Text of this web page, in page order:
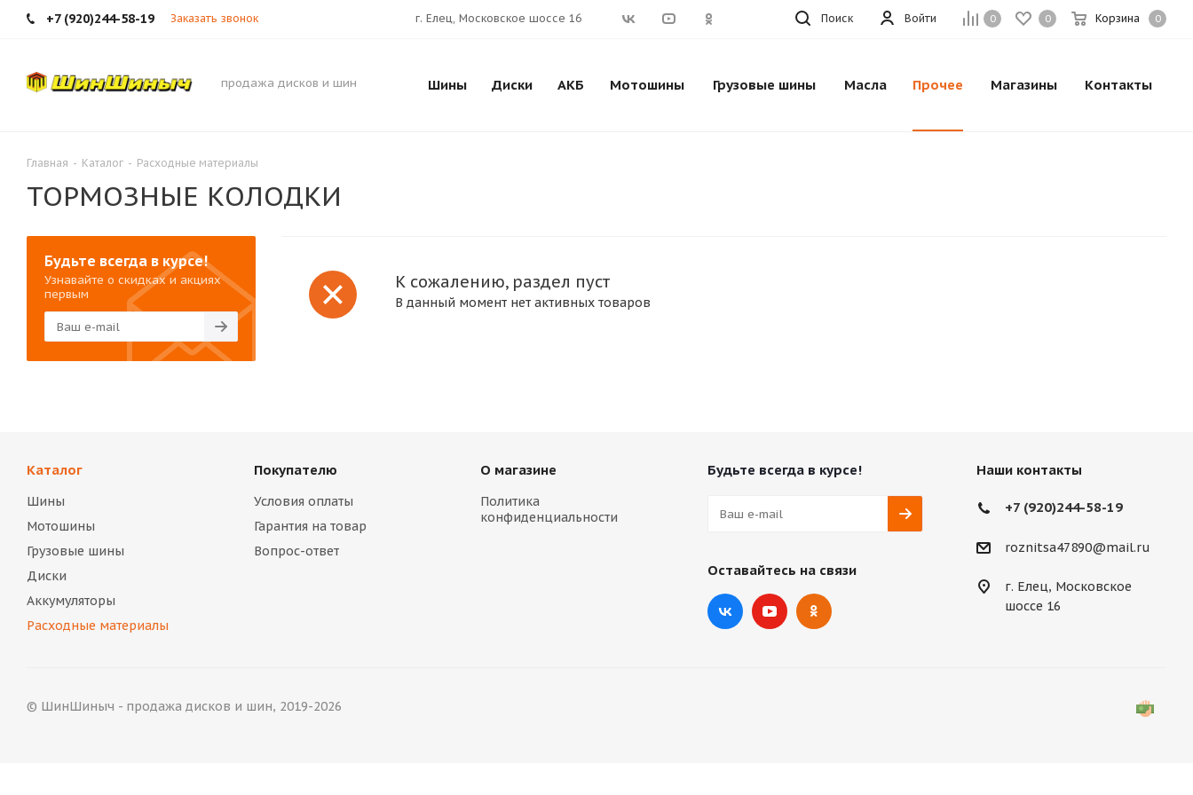
+7 (920)244-58-19 Заказать звонок 0 0 Корзина 0
Войти
г. Елец, Московское шоссе 16 Поиск
продажа дисков и шин Шины Диски АКБ Мотошины Грузовые шины Масла Прочее Магазины Контакты
Главная - Каталог - Расходные материалы
ТОРМОЗНЫЕ КОЛОДКИ
К сожалению, раздел пуст
В данный момент нет активных товаров
Будьте всегда в курсе!
Узнавайте о скидках и акциях
первым
Каталог
Шины
Мотошины
Грузовые шины
Диски
Аккумуляторы
Расходные материалы
Покупателю
Условия оплаты
Гарантия на товар
Вопрос-ответ
О магазине
Политика
конфиденциальности
Будьте всегда в курсе!
Оставайтесь на связи
Наши контакты
+7 (920)244-58-19
roznitsa47890@mail.ru
г. Елец, Московское
шоссе 16
© ШинШиныч - продажа дисков и шин, 2019-2026